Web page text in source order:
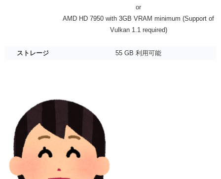
or
AMD HD 7950 with 3GB VRAM minimum (Support of
Vulkan 1.1 required)
ストレージ 55 GB 利用可能